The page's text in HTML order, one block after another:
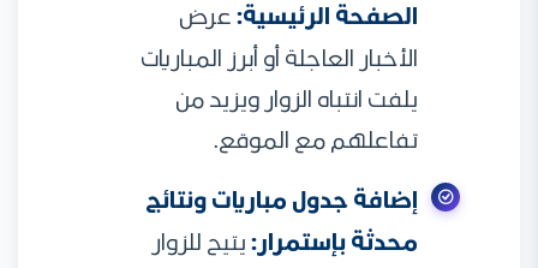
الصفحة الرئيسية:عرض
الأخبار العاجلة أو أبرز المباريات
يلفت انتباه الزوار ويزيد من
تفاعلهم مع الموقع.
إضافة جدول مباريات ونتائج
محدثة بإستمرار:يتيح للزوار